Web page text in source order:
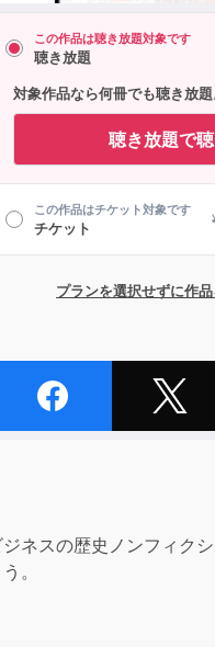
この作品は聴き放題対象です
聴き放題
対象作品なら何冊でも聴き放題
聴き放題で聴
この作品はチケット対象です
チケット
プランを選択せずに作
ネスの歴史ノンフィク
。